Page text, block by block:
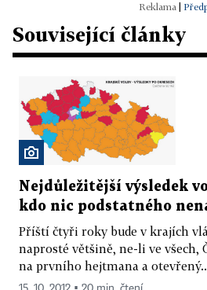
Související články
Nejdůležitější výsledek
kdo nic podstatného
Příští čtyři roky bude v krajích
naprosté většině, ne-li ve všech,
na prvního hejtmana a